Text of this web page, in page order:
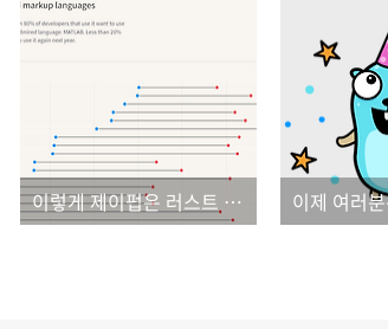
이렇게 제이펍은 러스트 맛집의 길로 들어섭니다.